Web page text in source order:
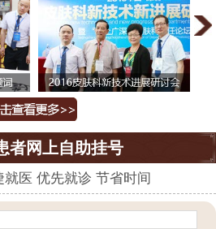
者网上自助挂号
就医 优先就诊 节省时间